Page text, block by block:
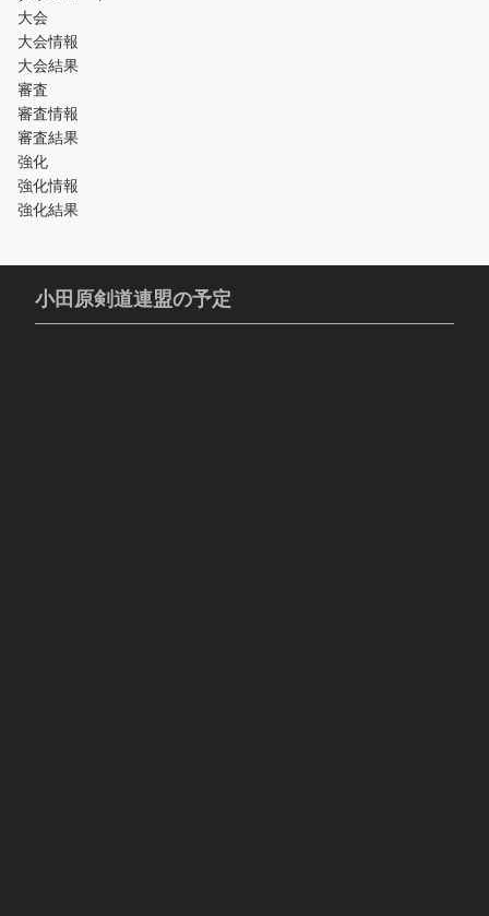
大会
大会情報
大会結果
審査
審査情報
審査結果
強化
強化情報
強化結果
小田原剣道連盟の予定